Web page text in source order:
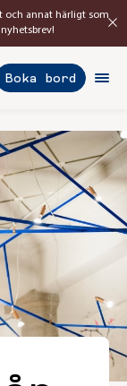
och annat härligt som
Boka bord